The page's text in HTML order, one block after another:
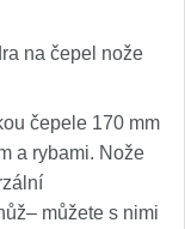
na čepel nože
čepele 170 mm
a rybami. Nože
můžete s nimi